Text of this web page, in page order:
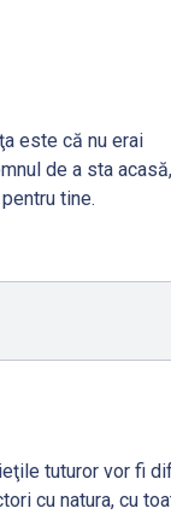
este că nu erai
de a sta
tine.
tuturor vor fi
cu natura, cu